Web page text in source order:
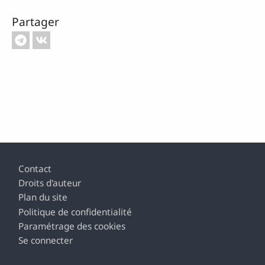
Partager
Footer
Contact
Droits d'auteur
Plan du site
Politique de confidentialité
Paramétrage des cookies
Se connecter